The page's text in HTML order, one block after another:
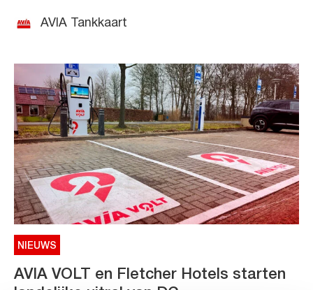
AVIA Tankkaart
NIEUWS
AVIA VOLT en Fletcher Hotels starten